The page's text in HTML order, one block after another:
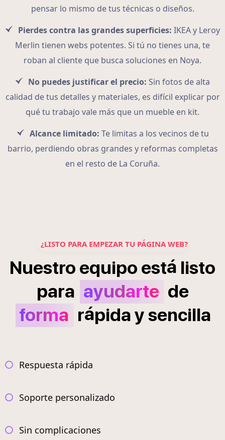
pensar lo mismo de tus técnicas o diseños.
Pierdes contra las grandes superficies: IKEA y Leroy
Merlin tienen webs potentes. Si tú no tienes una, te
roban al cliente que busca soluciones en Noya.
No puedes justificar el precio: Sin fotos de alta
calidad de tus detalles y materiales, es difícil explicar por
qué tu trabajo vale más que un mueble en kit.
Alcance limitado: Te limitas a los vecinos de tu
barrio, perdiendo obras grandes y reformas completas
en el resto de La Coruña.
¿LISTO PARA EMPEZAR TU PÁGINA WEB?
Nuestro equipo está listo
para ayudarte de
forma rápidaysencilla
Respuesta rápida
Soporte personalizado
Sin complicaciones